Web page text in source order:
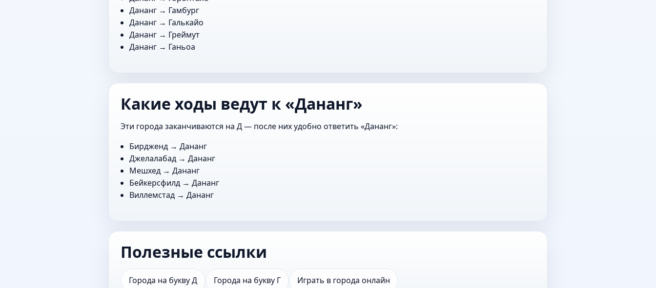
Дананг → Гамбург
Дананг → Галькайо
Дананг → Греймут
Дананг → Ганьоа
Какие ходы ведут к «Дананг»
Эти города заканчиваются на Д — после них удобно ответить «Дананг»:
Бирдженд → Дананг
Джелалабад → Дананг
Мешхед → Дананг
Бейкерсфилд → Дананг
Виллемстад → Дананг
Полезные ссылки
Города на букву Д Города на букву Г Играть в города онлайн